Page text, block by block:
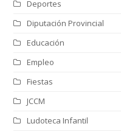
Deportes
Diputación Provincial
Educación
Empleo
Fiestas
JCCM
Ludoteca Infantil